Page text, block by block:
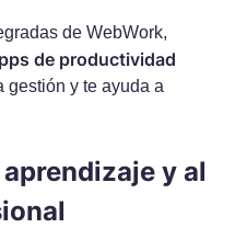
de WebWork,
de productividad
gestión y te ayuda a
y al